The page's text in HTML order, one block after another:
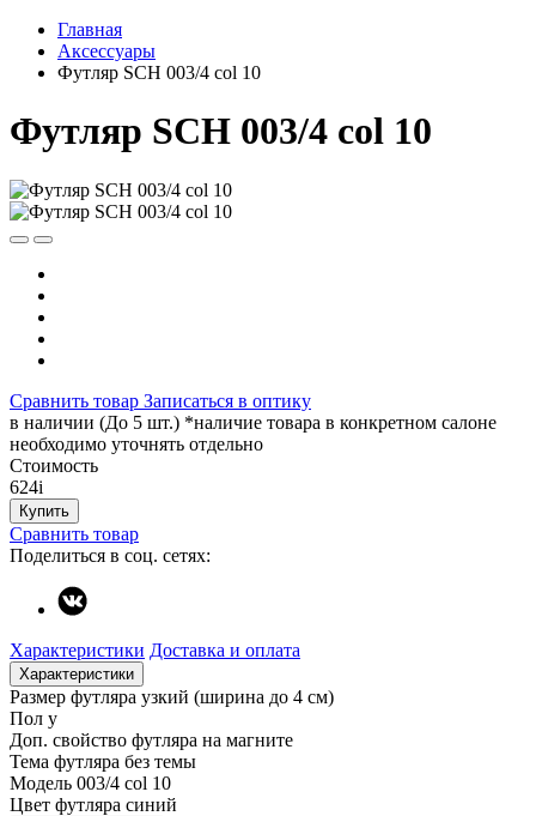
Главная
Аксессуары
Футляр SCH 003/4 col 10
Футляр SCH 003/4 col 10
Сравнить товар Записаться в оптику
в наличии (До 5 шт.) *наличие товара в конкретном салоне
необходимо уточнять отдельно
Стоимость
624i
Купить
Сравнить товар
Поделиться в соц. сетях:
Характеристики Доставка и оплата
Характеристики
Размер футляра узкий (ширина до 4 см)
Пол у
Доп. свойство футляра на магните
Тема футляра без темы
Модель 003/4 col 10
Цвет футляра синий